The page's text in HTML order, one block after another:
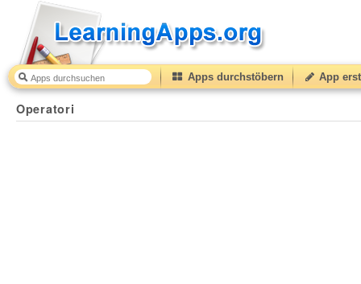
Apps durchstöbern App
Operatori